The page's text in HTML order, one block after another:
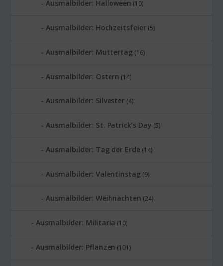
Ausmalbilder: Halloween (10)
Ausmalbilder: Hochzeitsfeier (5)
Ausmalbilder: Muttertag (16)
Ausmalbilder: Ostern (14)
Ausmalbilder: Silvester (4)
Ausmalbilder: St. Patrick’s Day (5)
Ausmalbilder: Tag der Erde (14)
Ausmalbilder: Valentinstag (9)
Ausmalbilder: Weihnachten (24)
Ausmalbilder: Militaria (10)
Ausmalbilder: Pflanzen (101)